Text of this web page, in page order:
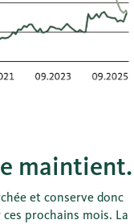
maintient.
et conserve donc
prochains mois. La